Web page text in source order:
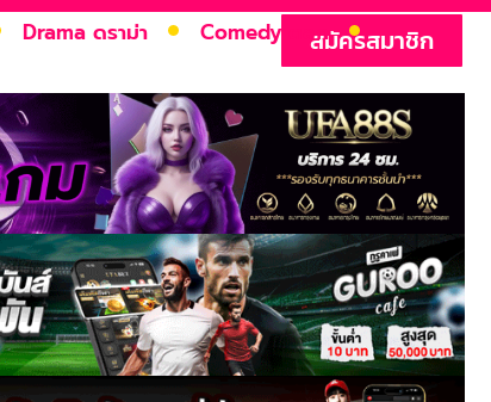
สมัครสมาชิก
Drama ดราม่า
Comedy ตลก